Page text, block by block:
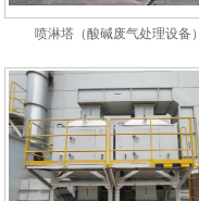
喷淋塔（酸碱废气处理设备）